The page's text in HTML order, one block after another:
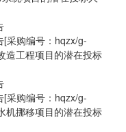
[采购编号：hqzx/g-
造工程项目的潜在投标
[采购编号：hqzx/g-
机挪移项目的潜在投标